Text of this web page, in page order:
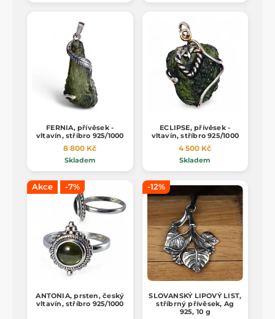
FERNIA, přívěsek -
vltavín, stříbro 925/1000
8 800 Kč
Skladem
ECLIPSE, přívěsek -
vltavín, stříbro 925/1000
4 500 Kč
Skladem
Akce -7%
ANTONIA, prsten, český
vltavín, stříbro 925/1000
-12%
SLOVANSKÝ LIPOVÝ LIST,
stříbrný přívěsek, Ag
925, 10 g